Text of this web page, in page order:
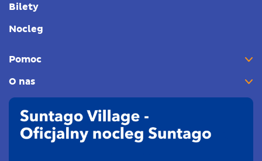
Bilety
Nocleg
Pomoc
O nas